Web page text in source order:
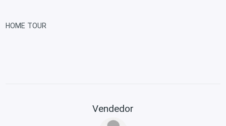
HOME TOUR
Vendedor